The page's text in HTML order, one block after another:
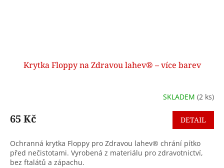
Krytka Floppy na Zdravou lahev® – více barev
SKLADEM (2 ks)
65 Kč DETAIL
Ochranná krytka Floppy pro Zdravou lahev® chrání pítko
před nečistotami. Vyrobená z materiálu pro zdravotnictví,
bez ftalátů a zápachu.